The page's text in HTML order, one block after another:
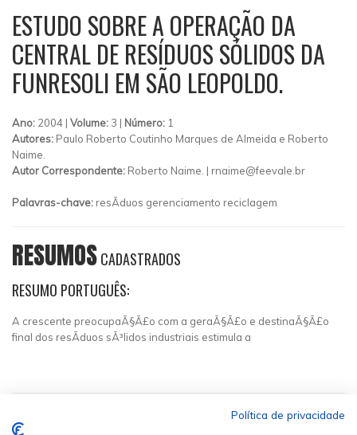
ESTUDO SOBRE A OPERAÇÃO DA
CENTRAL DE RESÍDUOS SÓLIDOS DA
FUNRESOLI EM SÃO LEOPOLDO.
Ano: 2004 | Volume: 3 | Número: 1
Autores: Paulo Roberto Coutinho Marques de Almeida e Roberto
Naime.
Autor Correspondente: Roberto Naime. | rnaime@feevale.br
Palavras-chave:resÃ­duos gerenciamento reciclagem
RESUMOSCADASTRADOS
RESUMO PORTUGUÊS:
A crescente preocupaÃ§Ã£o com a geraÃ§Ã£o e destinaÃ§Ã£o
final dos resÃ­duos sÃ³lidos industriais estimula a
Política de privacidade